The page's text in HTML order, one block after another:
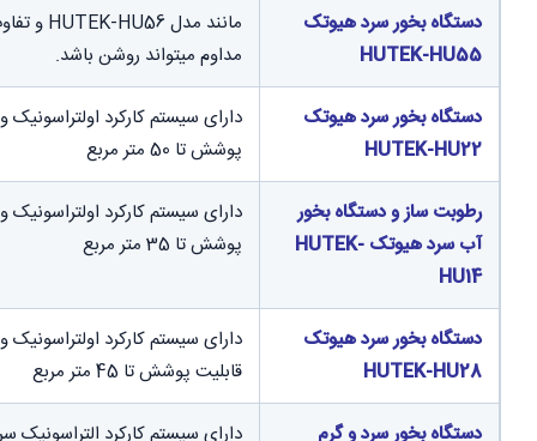
دستگاه بخور سرد هیوتک
HUTEK-HU55
مداوم میتواند روشن باشد.
دستگاه بخور سرد هیوتک
HUTEK-HU22
پوشش تا 50 متر مربع
رطوبت ساز و دستگاه بخور
آب سرد هیوتک HUTEK-
HU14
پوشش تا 35 متر مربع
دستگاه بخور سرد هیوتک
HUTEK-HU28
قابلیت پوشش تا 45 متر مربع
دستگاه بخور سرد و گرم